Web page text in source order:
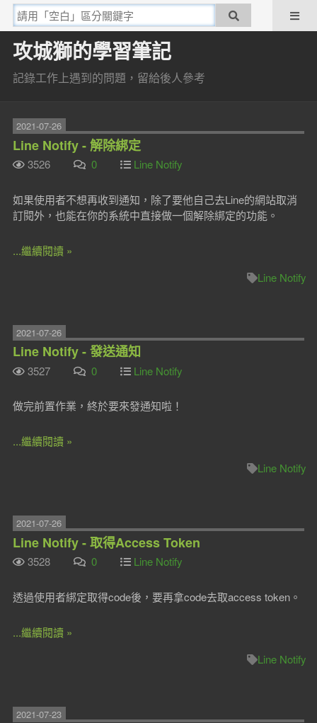
攻城獅的學習筆記
記錄工作上遇到的問題，留給後人參考
2021-07-26
Line Notify - 解除綁定
3526 0 Line Notify
如果使用者不想再收到通知，除了要他自己去Line的網站取消
訂閱外，也能在你的系統中直接做一個解除綁定的功能。
...繼續閱讀 »
Line Notify
2021-07-26
Line Notify - 發送通知
3527 0 Line Notify
做完前置作業，終於要來發通知啦！
...繼續閱讀 »
Line Notify
2021-07-26
Line Notify - 取得Access Token
3528 0 Line Notify
透過使用者綁定取得code後，要再拿code去取access token。
...繼續閱讀 »
Line Notify
2021-07-23